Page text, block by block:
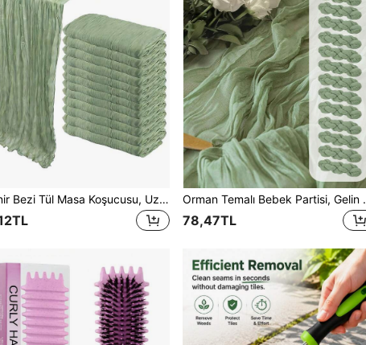
Peynir Bezi Tül Masa Koşucusu, Uzun Romantik Düğün, Gelin Banyosu, Doğum Günü Partisi Masa Dekoru İçin Gazlı Masa Koşucusu (Tozlu Adaçayı Yeşili) Orman Temalı Bebek Partisi, Gelin
78,47TL